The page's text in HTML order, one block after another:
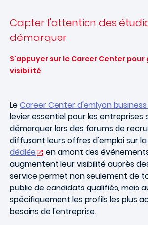
Capter l'attention des
démarquer
S'appuyer sur le Career Center pour
visibilité
LeCareer Center d'emlyon
levier essentiel pour les entreprises
démarquer lors des forums de
diffusant leurs offres d'emploi sur la
dédiée
en amont des
augmentent leur visibilité auprès
service permet non seulement de
public de candidats qualifiés, mais
spécifiquement les profils les plus
besoins de l'entreprise.